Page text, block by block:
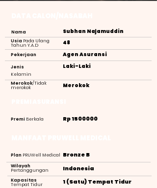
Nama Subhan Najamuddin
Usia Pada Ulang
Tahun Y.A.D 48
Pekerjaan Agen Asuransi
Jenis
Kelamin
Laki-Laki
Merokok/Tidak
merokok Merokok
Premi Berkala Rp1500000
Plan PRUWell Medical Bronze B
Wilayah
Pertanggungan Indonesia
Kapasitas
Tempat Tidur 1 (Satu) Tempat Tidur